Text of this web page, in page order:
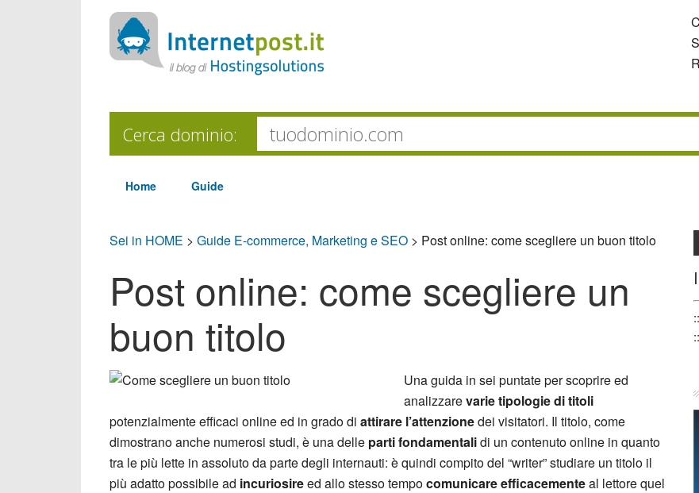
Cerca dominio:
Home Guide
Sei in HOME > Guide E-commerce, Marketing e SEO > Post online: come scegliere un buon titolo
Post online: come scegliere un
buon titolo
Una guida in sei puntate per scoprire ed
analizzarevarie tipologie di titoli
potenzialmente efficaci online ed in grado di attirare l’attenzionedei visitatori. Il titolo, come
dimostrano anche numerosi studi, è una delle parti fondamentalidi un contenuto online in quanto
tra le più lette in assoluto da parte degli internauti: è quindi compito del “writer” studiare un titolo il
più adatto possibile ad incuriosireed allo stesso tempocomunicare efficacementeal lettore quel
::
::